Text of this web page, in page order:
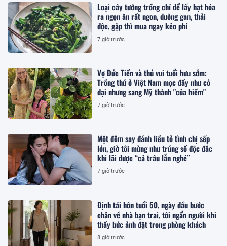
Loại cây tưởng trồng chỉ để lấy hạt hóa
ra ngọn ăn rất ngon, dưỡng gan, thải
độc, gặp thì mua ngay kẻo phí
7 giờ trước
Vợ Đức Tiến và thú vui tuổi hưu sớm:
Trồng thứ ở Việt Nam mọc đầy như cỏ
dại nhưng sang Mỹ thành "của hiếm"
7 giờ trước
Một đêm say đánh liều tỏ tình chị sếp
lớn, giờ tôi mừng như trúng số độc đắc
khi lãi được “cả trâu lẫn nghé”
7 giờ trước
Định tái hôn tuổi 50, ngày đầu bước
chân về nhà bạn trai, tôi ngẩn người khi
thấy bức ảnh đặt trong phòng khách
8 giờ trước